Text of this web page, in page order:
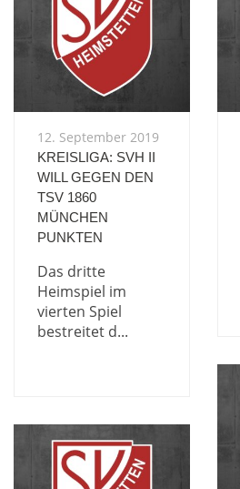
12. September 2019
KREISLIGA: SVH II
WILL GEGEN DEN
TSV 1860
MÜNCHEN
PUNKTEN
Das dritte
Heimspiel im
vierten Spiel
bestreitet d...